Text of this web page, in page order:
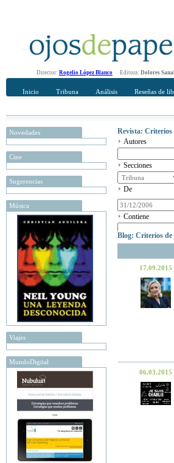
Director: Rogelio López Blanco Editora: Dolores
Inicio Tribuna Análisis Reseñas de
Novedades
Cine
Sugerencias
Música
Viajes
MundoDigital
Revista: Criterios
Autores
Secciones
De
Contiene
Blog: Criterios de
17.09.2015
06.03.2015